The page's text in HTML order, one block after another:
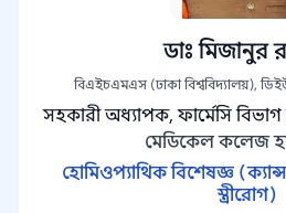
ডাঃ মিজানুর
বিএইচএমএস (ঢাকা বিশ্ববিদ্যালয়),
সহকারী অধ্যাপক, ফার্মেসি বিভাগ
মেডিকেল কলেজ
হোমিওপ্যাথিক বিশেষজ্ঞ
স্ত্রীরোগ)